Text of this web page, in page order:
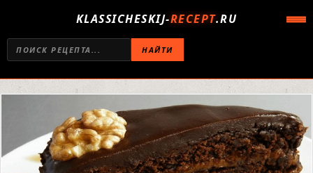
KLASSICHESKIJ-RECEPT.RU
НАЙТИ